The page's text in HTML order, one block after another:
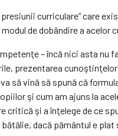
curriculare” care
de dobândire a acelor
– încă nici asta
prezentarea
să vină să spună că
şi cum am ajuns la
critică şi a înţelege de ce
dacă pământul e plat